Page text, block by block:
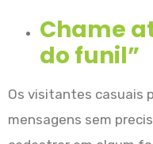
Chame
do funil”
Os visitantes casuais
mensagens sem